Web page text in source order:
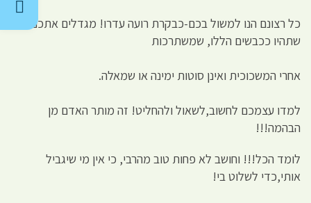
כל רצונם הנו למשול בכם-כבקרת רועה עדרו! מגדלים אתכם
שתהיו ככבשים הללו, שמשתרכות
אחרי המשכוכית ואינן סוטות ימינה או שמאלה.
למדו עצמכם לחשוב,לשאול ולהחליט! זה מותר האדם מן
הבהמה!!!
לומד הכל!!! וחושב לא פחות טוב מהרבי, כי אין מי שיגביל
אותי,כדי לשלוט בי!